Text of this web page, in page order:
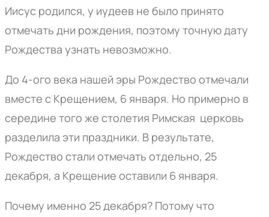
Иисус родился, у иудеев не было принято
отмечать дни рождения, поэтому точную дату
Рождества узнать невозможно.
До 4-ого века нашей эры Рождество отмечали
вместе с Крещением, 6 января. Но примерно в
середине того же столетия Римская церковь
разделила эти праздники. В результате,
Рождество стали отмечать отдельно, 25
декабря, а Крещение оставили 6 января.
Почему именно 25 декабря? Потому что